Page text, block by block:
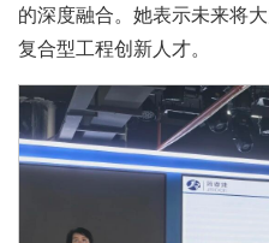
的深度融合。她表示未来将
复合型工程创新人才。